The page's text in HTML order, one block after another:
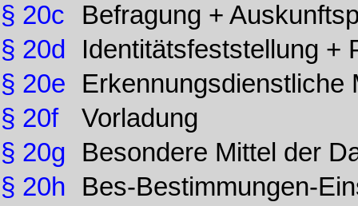
§ 20c
§ 20d
§ 20e
§ 20f
§ 20g
§ 20h
Befragung +
Identitätsfeststellung +
Erkennungsdienstliche
Vorladung
Besondere Mittel der
Bes-Bestimmungen-